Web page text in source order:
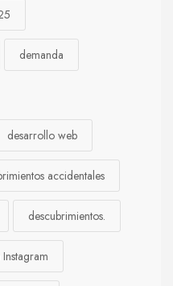
demanda
desarrollo web
accidentales
descubrimientos.